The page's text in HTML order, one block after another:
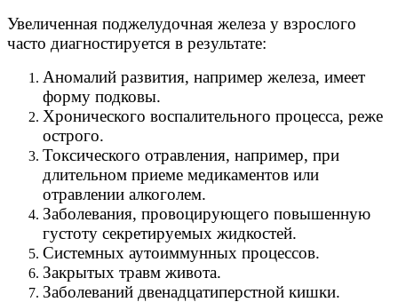
Увеличенная поджелудочная железа у взрослого
часто диагностируется в результате:
Аномалий развития, например железа, имеет
форму подковы.
Хронического воспалительного процесса, реже
острого.
Токсического отравления, например, при
длительном приеме медикаментов или
отравлении алкоголем.
Заболевания, провоцирующего повышенную
густоту секретируемых жидкостей.
Системных аутоиммунных процессов.
Закрытых травм живота.
Заболеваний двенадцатиперстной кишки.